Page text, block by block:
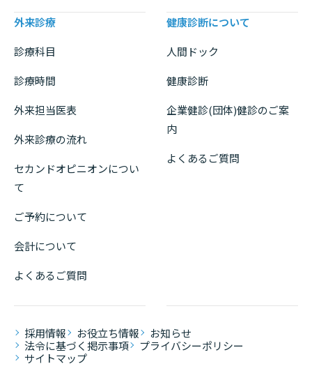
外来診療
診療科目
診療時間
外来担当医表
外来診療の流れ
セカンドオピニオンについ
て
ご予約について
会計について
よくあるご質問
健康診断について
人間ドック
健康診断
企業健診(団体)健診のご案
内
よくあるご質問
採用情報 お役立ち情報
お知らせ
法令に基づく掲示事項
プライバシーポリシー
サイトマップ